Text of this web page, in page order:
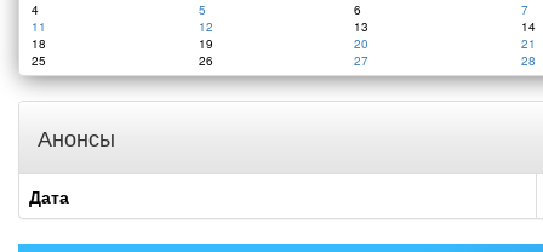
4
5 6
7
11
12 13
14
18
19 20
21
25
26 27 28
Анонсы
Дата